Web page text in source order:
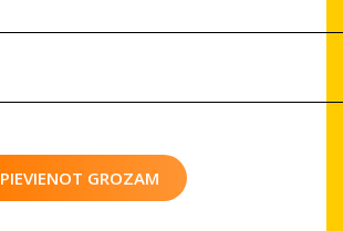
PIEVIENOT GROZAM